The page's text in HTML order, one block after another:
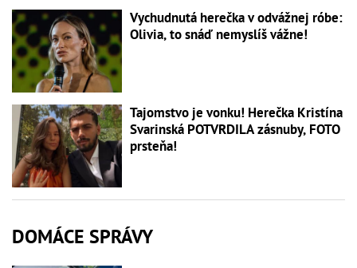
Vychudnutá herečka v odvážnej róbe:
Olivia, to snáď nemyslíš vážne!
Tajomstvo je vonku! Herečka Kristína
Svarinská POTVRDILA zásnuby, FOTO
prsteňa!
DOMÁCE SPRÁVY